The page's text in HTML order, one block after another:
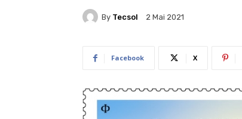
By Tecsol 2 Mai 2021
Facebook X